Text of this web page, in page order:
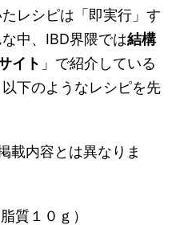
レシピは「即実行」す
中、IBD界隈では結構
イト 」で紹介している
下のようなレシピを先
載内容とは異なりま
質１０ｇ）